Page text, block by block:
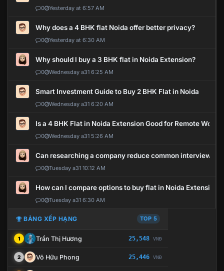
0 Yesterday at 6:57 AM
Why does a 4 BHK flat Noida offer better privacy?
0 Yesterday at 6:30 AM
Why should I buy a 3 BHK flat in Noida Extension?
0 Wednesday a31 6:25 AM
Smart Investment Guide to Buy 2 BHK Flat in Noida
0 Wednesday a31 6:20 AM
Is a 4 BHK Flat in Noida Extension Good for Remote Work?
0 Wednesday a31 5:26 AM
Can researching a company reduce common interview
0 Tuesday a31 10:12 AM
How can I compare options to buy flat in Noida Extension?
0 Tuesday a31 6:30 AM
BẢNG XẾP HẠNG TOP 5
1 Trần Thị Hương 25,548 VNĐ
2 Võ Hữu Phong 25,446 VNĐ